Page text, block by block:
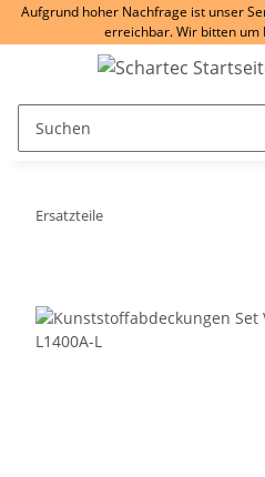
Aufgrund hoher Nachfrage ist unser
erreichbar. Wir bitten um
Ersatzteile